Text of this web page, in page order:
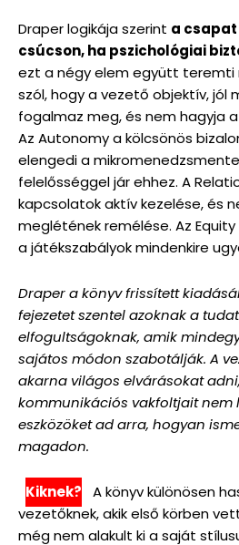
Draper logikája szerint a
csúcson, ha pszichológiai
ezt a négy elem együtt teremti
szól, hogy a vezető objektív, jól
fogalmaz meg, és nem hagyja
Az Autonomy a kölcsönös
elengedi a
felelősséggel jár ehhez. A
kapcsolatok aktív kezelése, és
meglétének remélése. Az
a játékszabályok mindenkire
Draper a könyv frissített
fejezetet szentel azoknak a
elfogultságoknak, amik
sajátos módon szabotálják. A
akarna világos elvárásokat
kommunikációs vakfoltjait nem
eszközöket ad arra, hogyan
magadon.
Kiknek?
A könyv különösen
vezetőknek, akik első körben
még nem alakult ki a saját